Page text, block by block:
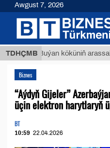
TDHÇMB
Buýan köküniň
Biznes
“Aýdyň Gijeler”
üçin elektron harytlaryň
BT
10:59 22.04.2026
Awgust 7, 2026